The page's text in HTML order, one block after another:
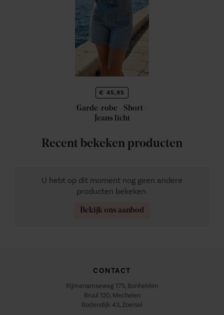
€ 45,95
Garde-robe - Short -
Jeans licht
Recent bekeken producten
U hebt op dit moment nog geen andere
producten bekeken.
Bekijk ons aanbod
CONTACT
Rijmenamseweg 175, Bonheiden
Bruul 120, Mechelen
Rodendijk 43, Zoersel